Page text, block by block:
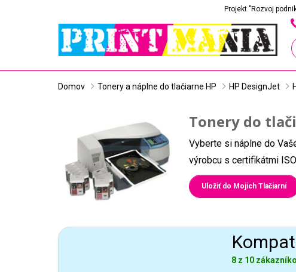
Projekt "Rozvoj
Domov Tonery a náplne do tlačiarne HP HP DesignJet
Tonery do
Vyberte si náplne do
výrobcu s certifikátmi
Uložiť do Mojich Tlačiarní
8 z 10